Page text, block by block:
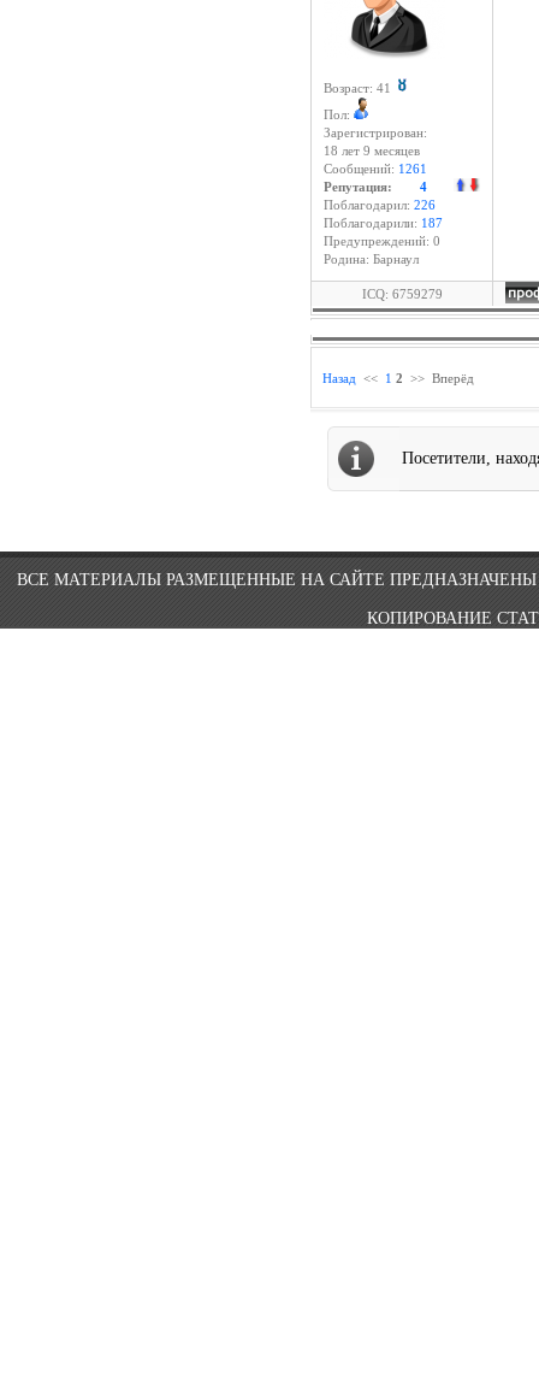
Возраст: 41
Пол:
Зарегистрирован:
18 лет 9 месяцев
Сообщений: 1261
Репутация: 4
Поблагодарил: 226
Поблагодарили: 187
Предупреждений: 0
Родина: Барнаул
ICQ: 6759279
Назад << 1 2 >> Вперёд
Посетители,
ВСЕ МАТЕРИАЛЫ РАЗМЕЩЕННЫЕ НА САЙТЕ
КОПИРОВАНИЕ